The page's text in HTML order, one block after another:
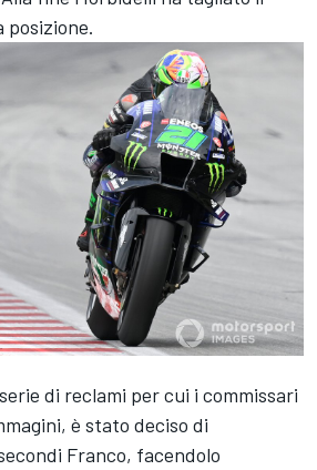
posizione.
di reclami per cui i commissari
è stato deciso di
Franco, facendolo